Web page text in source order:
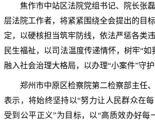
焦作市中站区法院党组书记、院长张磊
层法院工作者，将紧紧围绕全会提出的目
定，以硬核担当筑牢防线，依法严惩各类
民生福祉，以司法温度传递情怀，树牢“如
融入社会治理大格局，以办理“小案件”守护
郑州市中原区检察院第二检察部主任、
表示，将始终坚持以“努力让人民群众在
受到公平正义”为目标，以“高质效办好每